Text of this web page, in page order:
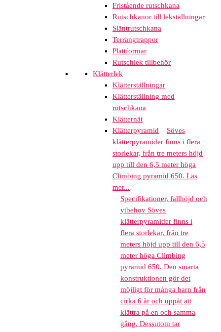
Fristående rutschkana
Rutschkanor till lekställningar
Släntrutschkana
Terrängtrappor
Plattformar
Rutschlek tillbehör
Klätterlek
Klätterställningar
Klätterställning med
rutschkana
Klätternät
Klätterpyramid
Söves
klätterpyramider finns i flera
storlekar, från tre meters höjd
upp till den 6,5 meter höga
Climbing pyramid 650. Läs
mer...
Specifikationer, fallhöjd och
ytbehov Söves
klätterpyramider finns i
flera storlekar, från tre
meters höjd upp till den 6,5
meter höga Climbing
pyramid 650. Den smarta
konstruktionen gör det
möjligt för många barn från
cirka 6 år och uppåt att
klättra på en och samma
gång. Dessutom tar